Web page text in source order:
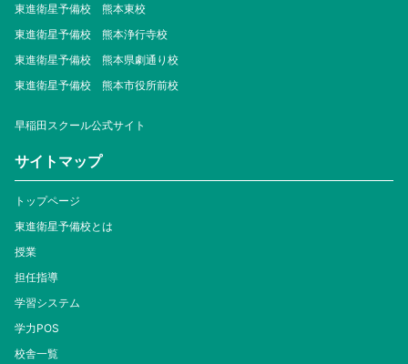
東進衛星予備校 熊本東校
東進衛星予備校 熊本浄行寺校
東進衛星予備校 熊本県劇通り校
東進衛星予備校 熊本市役所前校
早稲田スクール公式サイト
サイトマップ
トップページ
東進衛星予備校とは
授業
担任指導
学習システム
学力POS
校舎一覧